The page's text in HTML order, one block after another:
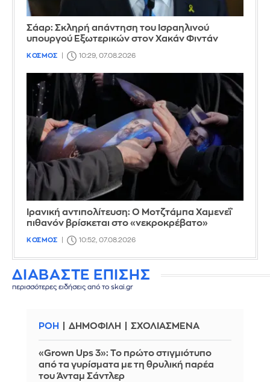
Σάαρ: Σκληρή απάντηση του Ισραηλινού
υπουργού Εξωτερικών στον Χακάν Φιντάν
ΚΟΣΜΟΣ 10:29, 07.08.2026
Ιρανική αντιπολίτευση: Ο Μοτζτάμπα Χαμενεΐ
πιθανόν βρίσκεται στο «νεκροκρέβατο»
ΚΟΣΜΟΣ 10:52, 07.08.2026
ΔΙΑΒΑΣΤΕ ΕΠΙΣΗΣ
περισσότερες ειδήσεις από το skai.gr
ΡΟΗ ΔΗΜΟΦΙΛΗ ΣΧΟΛΙΑΣΜΕΝΑ
«Grown Ups 3»: Το πρώτο στιγμιότυπο
από τα γυρίσματα με τη θρυλική παρέα
του Άνταμ Σάντλερ